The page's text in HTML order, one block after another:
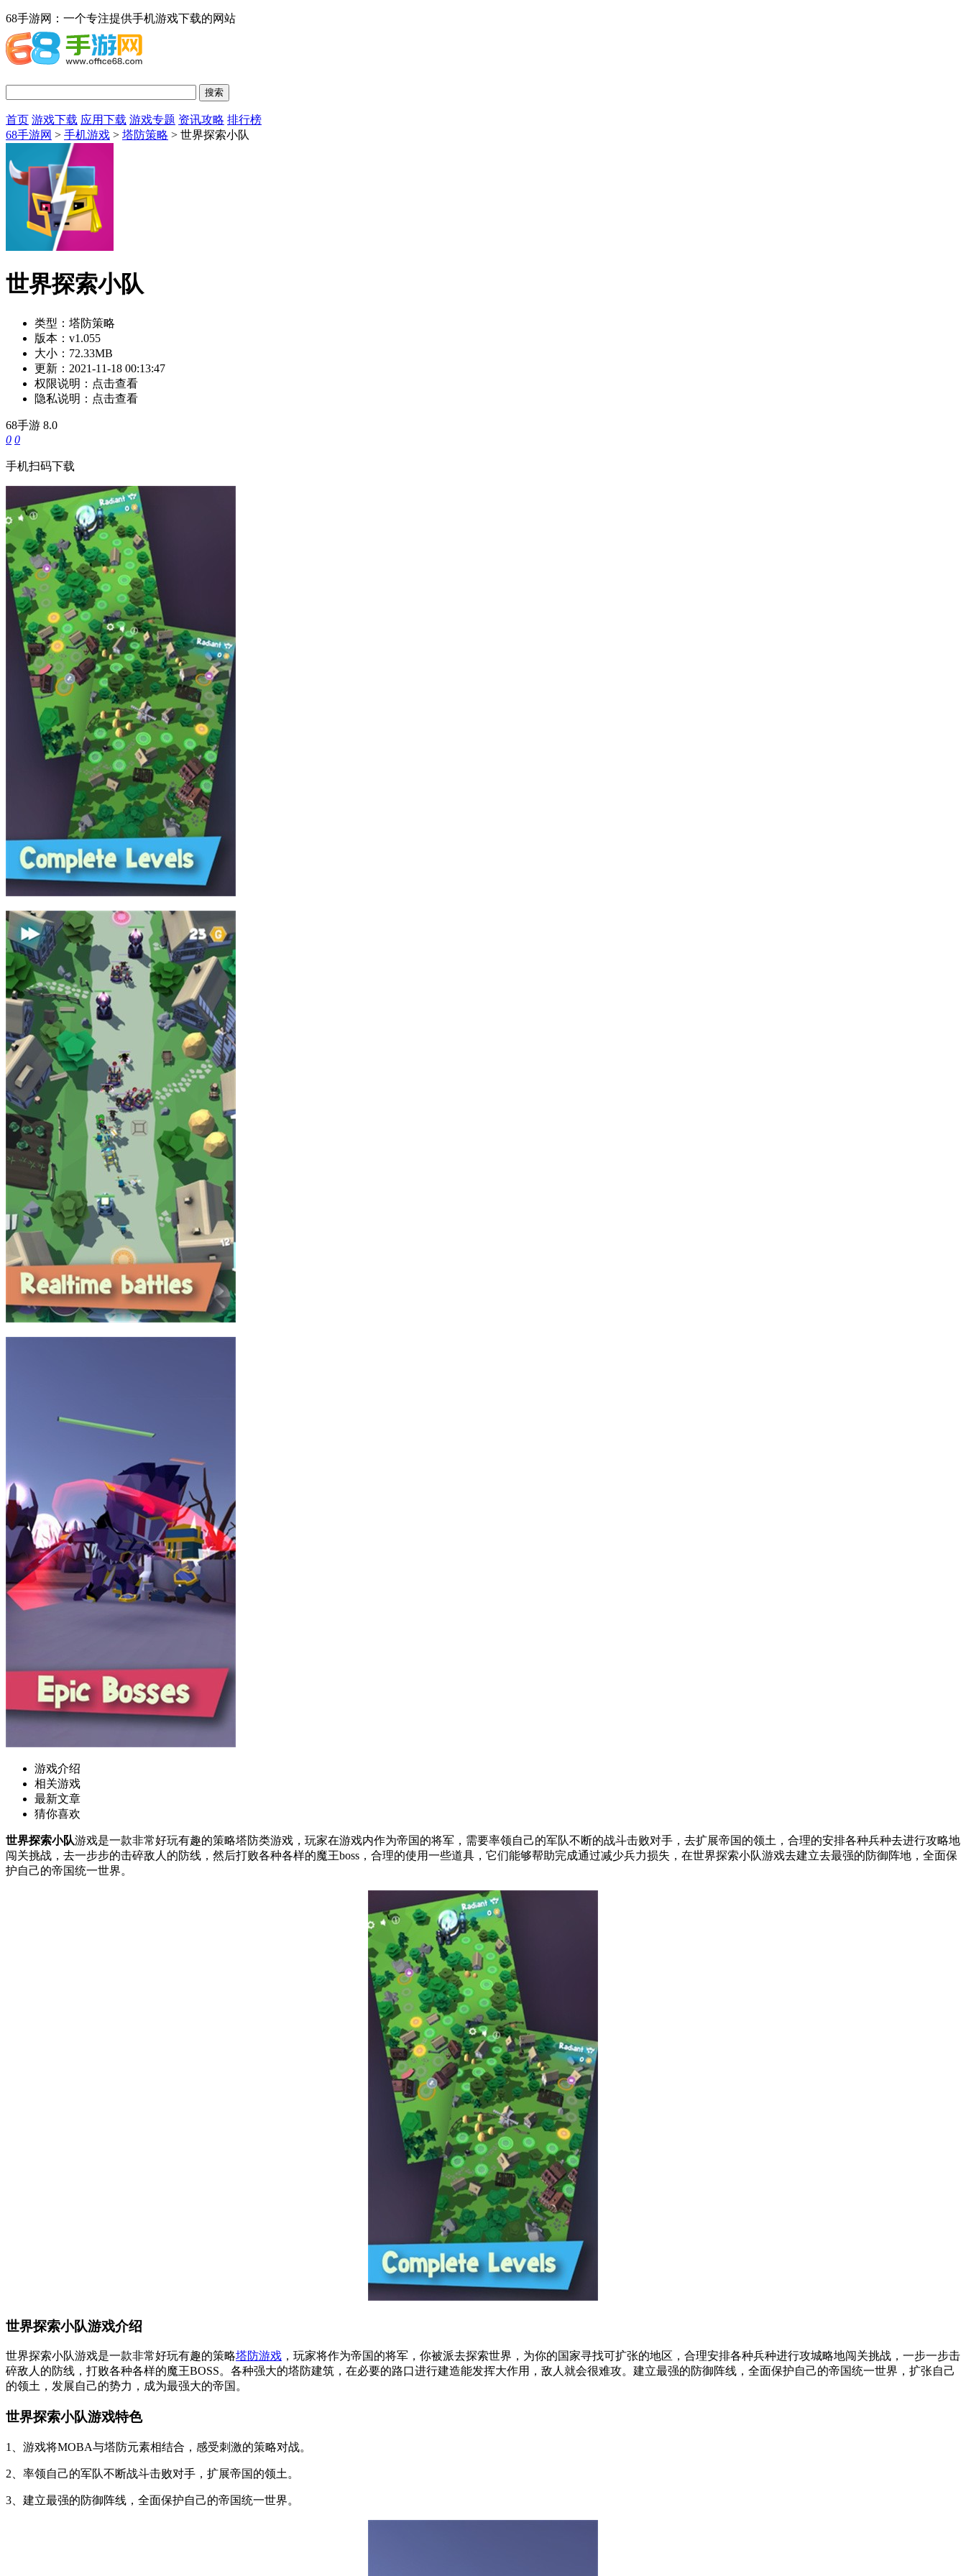
68手游网：一个专注提供手机游戏下载的网站
首页 游戏下载 应用下载 游戏专题 资讯攻略 排行榜
68手游网 > 手机游戏 > 塔防策略 > 世界探索小队
世界探索小队
类型： 塔防策略
版本： v1.055
大小： 72.33MB
更新： 2021-11-18 00:13:47
权限说明： 点击查看
隐私说明： 点击查看
68手游 8.0
0 0
手机扫码下载
游戏介绍
相关游戏
最新文章
猜你喜欢
世界探索小队游戏是一款非常好玩有趣的策略塔防类游戏，玩家在游戏内作为帝国的将军，需要率领自己的军队不断的战斗击败对手，去扩展帝国的领土，合理的安排各种兵种去进行攻略地
闯关挑战，去一步步的击碎敌人的防线，然后打败各种各样的魔王boss，合理的使用一些道具，它们能够帮助完成通过减少兵力损失，在世界探索小队游戏去建立去最强的防御阵地，全面保
护自己的帝国统一世界。
世界探索小队游戏介绍
世界探索小队游戏是一款非常好玩有趣的策略塔防游戏 ，玩家将作为帝国的将军，你被派去探索世界，为你的国家寻找可扩张的地区，合理安排各种兵种进行攻城略地闯关挑战，一步一步击
碎敌人的防线，打败各种各样的魔王BOSS。各种强大的塔防建筑，在必要的路口进行建造能发挥大作用，敌人就会很难攻。建立最强的防御阵线，全面保护自己的帝国统一世界，扩张自己
的领土，发展自己的势力，成为最强大的帝国。
世界探索小队游戏特色
1、游戏将MOBA与塔防元素相结合，感受刺激的策略对战。
2、率领自己的军队不断战斗击败对手，扩展帝国的领土。
3、建立最强的防御阵线，全面保护自己的帝国统一世界。